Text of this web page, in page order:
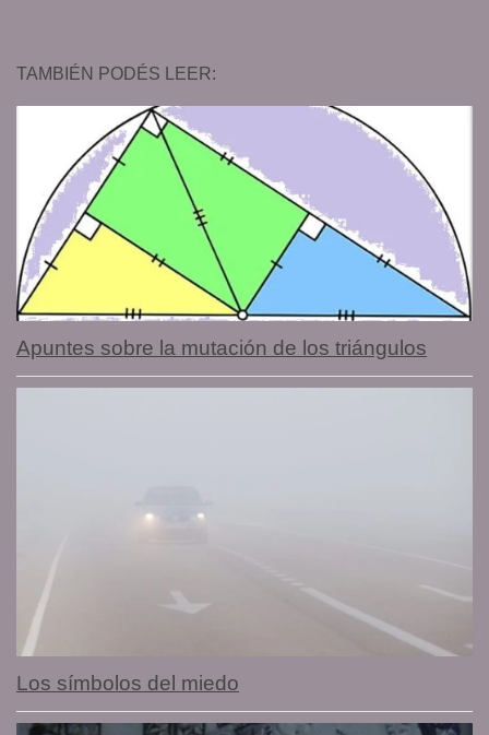
TAMBIÉN PODÉS LEER:
Apuntes sobre la mutación de los triángulos
Los símbolos del miedo